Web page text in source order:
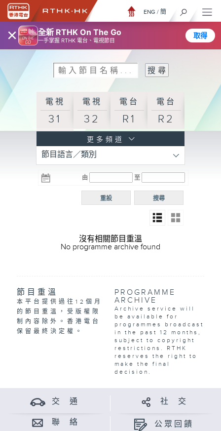
× 全新 RTHK On The Go
一手掌握 RTHK 電台、電視節目
取得
ENG / 簡
電視
31
電視
32
電台
R1
電台
R2
R3
電台 電台
R5
電台
普通
更多頻道
節目語言／類別
由 至
搜尋
重設
沒有相關節目重溫
No programme archive found
節目重溫
本平台提供過往12個月
的節目重溫，受版權限
制內容除外。香港電台
保留最終決定權。
PROGRAMME
ARCHIVE
Archive service will
be available for
programmes broadcast
in the past 12 months,
subject to copyright
restrictions. RTHK
reserves the right to
make the final
decision.
交 通 社 交
聯 絡 公眾回饋